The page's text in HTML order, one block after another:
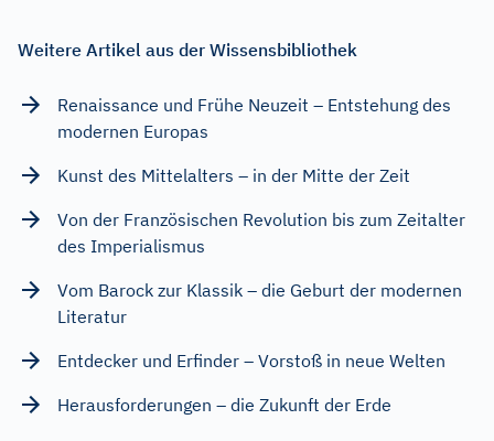
Weitere Artikel aus der Wissensbibliothek
Renaissance und Frühe Neuzeit – Entstehung des
modernen Europas
Kunst des Mittelalters – in der Mitte der Zeit
Von der Französischen Revolution bis zum Zeitalter
des Imperialismus
Vom Barock zur Klassik – die Geburt der modernen
Literatur
Entdecker und Erfinder – Vorstoß in neue Welten
Herausforderungen – die Zukunft der Erde